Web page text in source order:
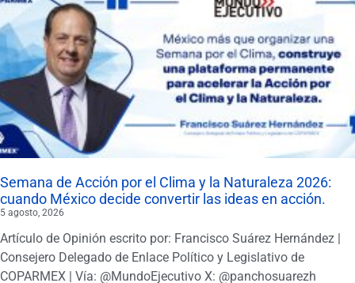
Semana de Acción por el Clima y la Naturaleza 2026:
cuando México decide convertir las ideas en acción.
5 agosto, 2026
Artículo de Opinión escrito por: Francisco Suárez Hernández |
Consejero Delegado de Enlace Político y Legislativo de
COPARMEX | Vía: @MundoEjecutivo X: @panchosuarezh